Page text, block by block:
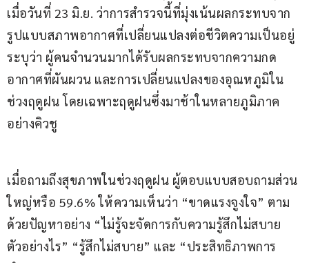
เมื่อวันที่ 23 มิ.ย. ว่าการสำรวจนี้ที่มุ่งเน้นผลกระทบจาก
รูปแบบสภาพอากาศที่เปลี่ยนแปลงต่อชีวิตความเป็นอยู่
ระบุว่า ผู้คนจำนวนมากได้รับผลกระทบจากความกด
อากาศที่ผันผวน และการเปลี่ยนแปลงของอุณหภูมิใน
ช่วงฤดูฝน โดยเฉพาะฤดูฝนซึ่งมาช้าในหลายภูมิภาค
อย่างคิวชู
เมื่อถามถึงสุขภาพในช่วงฤดูฝน ผู้ตอบแบบสอบถามส่วน
ใหญ่หรือ 59.6% ให้ความเห็นว่า “ขาดแรงจูงใจ” ตาม
ด้วยปัญหาอย่าง “ไม่รู้จะจัดการกับความรู้สึกไม่สบาย
ตัวอย่างไร” “รู้สึกไม่สบาย” และ “ประสิทธิภาพการ